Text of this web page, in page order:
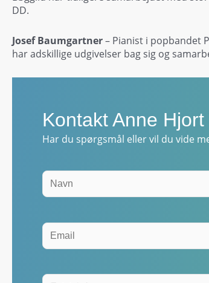
DD.
Josef Baumgartner– Pianist i popbandet
har adskillige udgivelser bag sig og
Kontakt Anne Hjort
Har du spørgsmål eller vil du vide